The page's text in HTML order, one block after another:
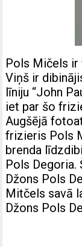
Pols Mičels ir
Viņš ir
līniju “John
iet par šo
Augšējā
frizieris Pols
brenda
Pols Degoria.
Džons Pols
Mitčels savā
Džons Pols